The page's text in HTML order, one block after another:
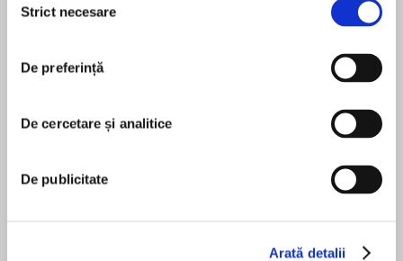
consimțământului
Strict necesare
De preferință
De cercetare și analitice
De publicitate
Arată detalii
asuntos pendientes con su padre, que era
abogado, irrumpieron en su casa y después de
esa terrible noche el mundo de Charlie no volvió
a ser el mismo.
Ahora que ella también era abogada, se había
propuesto defender a aquellos de los que nadie
se preocupaba nunca. Por eso, cuando Flora
Faulkner, una adolescente huérfana, le pidió
MAI MULT
pentru această carte